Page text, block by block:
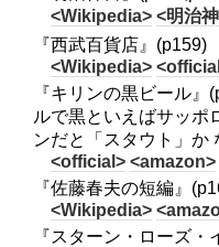
<Wikipedia> <明治
『西武百貨店』(p159)
<Wikipedia>
『キリンの黒ビール
ルで黒といえばサッポ
ンだと「スタウト」か
<official> <amazon>
『佐藤春夫の短編』
<Wikipedia>
『スターン・ローズ